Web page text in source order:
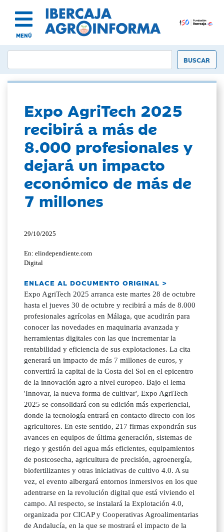
MENÚ
Expo AgriTech 2025
recibirá a más de
8.000 profesionales y
dejará un impacto
económico de más de
7 millones
29/10/2025
En: elindependiente.com
Digital
ENLACE AL DOCUMENTO ORIGINAL >
Expo AgriTech 2025 arranca este martes 28 de octubre
hasta el jueves 30 de octubre y recibirá a más de 8.000
profesionales agrícolas en Málaga, que acudirán para
conocer las novedades en maquinaria avanzada y
herramientas digitales con las que incrementar la
rentabilidad y eficiencia de sus explotaciones. La cita
generará un impacto de más 7 millones de euros, y
convertirá la capital de la Costa del Sol en el epicentro
de la innovación agro a nivel europeo. Bajo el lema
'Innovar, la nueva forma de cultivar', Expo AgriTech
2025 se consolidará con su edición más experiencial,
donde la tecnología entrará en contacto directo con los
agricultores. En este sentido, 217 firmas expondrán sus
avances en equipos de última generación, sistemas de
riego y gestión del agua más eficientes, equipamientos
de postcosecha, agricultura de precisión, agroenergía,
biofertilizantes y otras iniciativas de cultivo 4.0. A su
vez, el evento albergará entornos inmersivos en los que
adentrarse en la revolución digital que está viviendo el
campo. Al respecto, se instalará la Explotación 4.0,
organizada por CICAP y Cooperativas Agroalimentarias
de Andalucía, en la que se mostrará el impacto de la